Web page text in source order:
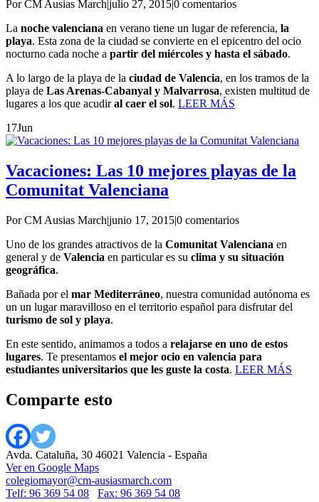
Por CM Ausias March|julio 27, 2015|0 comentarios
La noche valenciana en verano tiene un lugar de referencia, la
playa. Esta zona de la ciudad se convierte en el epicentro del ocio
nocturno cada noche a partir del miércoles y hasta el sábado.
A lo largo de la playa de la ciudad de Valencia, en los tramos de la
playa de Las Arenas-Cabanyal y Malvarrosa, existen multitud de
lugares a los que acudiral caer el sol. LEER MÁS
17Jun
Vacaciones: Las 10 mejores playas de la
Comunitat Valenciana
Por CM Ausias March|junio 17, 2015|0 comentarios
Uno de los grandes atractivos de la Comunitat Valenciana en
general y de Valencia en particular es su clima y su situación
geográfica.
Bañada por el mar Mediterráneo, nuestra comunidad autónoma es
un un lugar maravilloso en el territorio español para disfrutar del
turismo de sol y playa.
En este sentido, animamos a todos a relajarse en uno de estos
lugares. Te presentamos el mejor ocio en valencia para
estudiantes universitarios que les guste la costa. LEER MÁS
Comparte esto
Avda. Cataluña, 30 46021 Valencia - España
Ver en Google Maps
colegiomayor@cm-ausiasmarch.com
Telf: 96 369 54 08
Fax: 96 369 54 08